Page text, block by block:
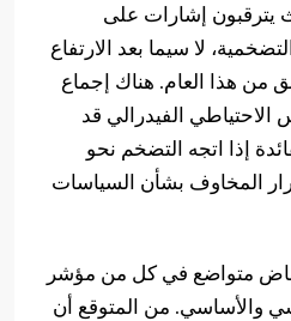
يترقبون إشارات على
لا سيما بعد الارتفاع
من هذا العام. هناك إجماع
الفيدرالي قد
إذا اتجه التضخم نحو
المخاوف بشأن السياسات
متواضع في كل من مؤشر
والأساسي. من المتوقع أن